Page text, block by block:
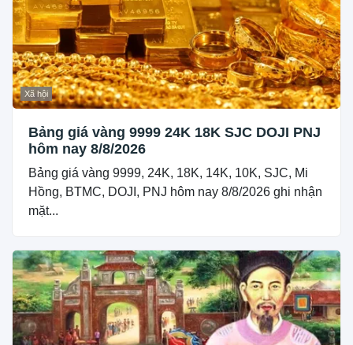
Xã hội
Bảng giá vàng 9999 24K 18K SJC DOJI PNJ
hôm nay 8/8/2026
Bảng giá vàng 9999, 24K, 18K, 14K, 10K, SJC, Mi
Hồng, BTMC, DOJI, PNJ hôm nay 8/8/2026 ghi nhận
mặt...